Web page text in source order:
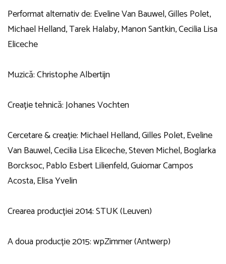
Performat alternativ de: Eveline Van Bauwel, Gilles Polet,
Michael Helland, Tarek Halaby, Manon Santkin, Cecilia Lisa
Eliceche
Muzică: Christophe Albertijn
Creație tehnică: Johanes Vochten
Cercetare & creație: Michael Helland, Gilles Polet, Eveline
Van Bauwel, Cecilia Lisa Eliceche, Steven Michel, Boglarka
Borcksoc, Pablo Esbert Lilienfeld, Guiomar Campos
Acosta, Elisa Yvelin
Crearea producției 2014: STUK (Leuven)
A doua producție 2015: wpZimmer (Antwerp)